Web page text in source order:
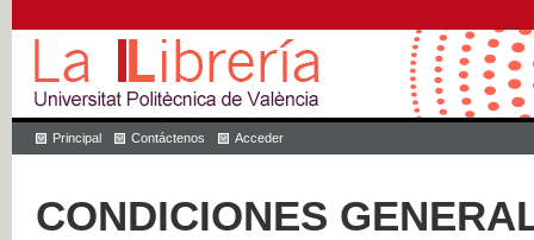
Principal Contáctenos Acceder
CONDICIONES